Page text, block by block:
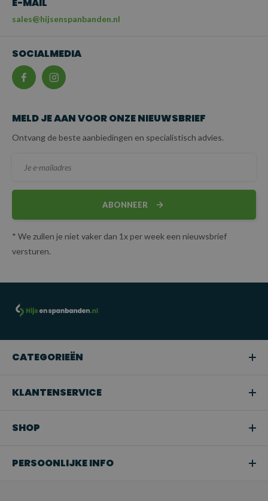
sales@hijsenspanbanden.nl
SOCIALMEDIA
MELD JE AAN VOOR ONZE NIEUWSBRIEF
Ontvang de beste aanbiedingen en specialistisch advies.
ABONNEER
* We zullen je niet vaker dan 1x per week een nieuwsbrief
versturen.
CATEGORIEËN
KLANTENSERVICE
SHOP
PERSOONLIJKE INFO